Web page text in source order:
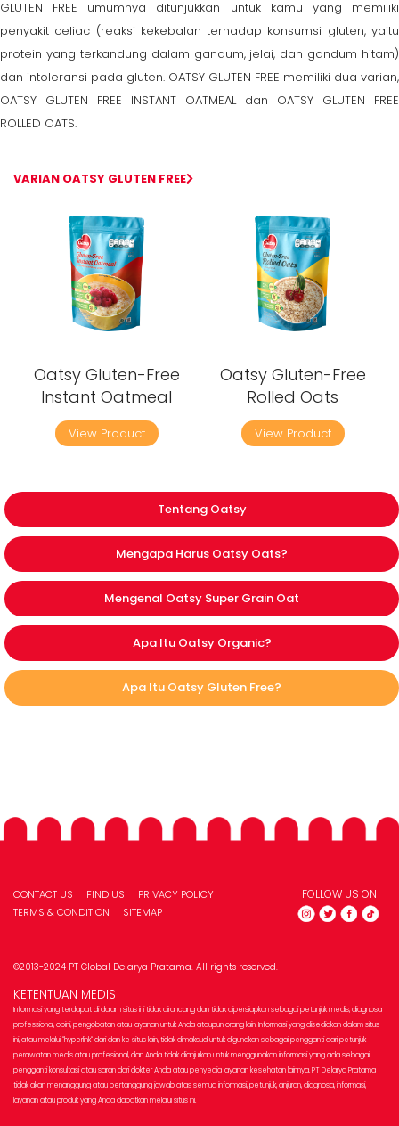
GLUTEN FREE umumnya ditunjukkan untuk kamu yang memiliki
penyakit celiac (reaksi kekebalan terhadap konsumsi gluten, yaitu
protein yang terkandung dalam gandum, jelai, dan gandum hitam)
dan intoleransi pada gluten. OATSY GLUTEN FREE memiliki dua varian,
OATSY GLUTEN FREE INSTANT OATMEAL dan OATSY GLUTEN FREE
ROLLED OATS.
VARIAN OATSY GLUTEN FREE
Oatsy Gluten-Free
Instant Oatmeal
View Product
Oatsy Gluten-Free
Rolled Oats
View Product
Tentang Oatsy
Mengapa Harus Oatsy Oats?
Mengenal Oatsy Super Grain Oat
Apa Itu Oatsy Organic?
Apa Itu Oatsy Gluten Free?
CONTACT US FIND US
PRIVACY POLICY
TERMS & CONDITION
SITEMAP
FOLLOW US ON
©2013-2024 PT Global Delarya Pratama. All rights reserved.
KETENTUAN MEDIS
Informasi yang terdapat di dalam situs ini tidak dirancang dan tidak dipersiapkan sebagai petunjuk medis, diagnosa
professional, opini, pengobatan atau layanan untuk Anda ataupun orang lain. Informasi yang disediakan dalam situs
ini, atau melalui "hyperlink" dari dan ke situs lain, tidak dimaksud untuk digunakan sebagai pengganti dari petunjuk
perawatan medis atau profesional, dan Anda tidak dianjurkan untuk menggunakan informasi yang ada sebagai
pengganti konsultasi atau saran dari dokter Anda atau penyedia layanan kesehatan lainnya. PT Delarya Pratama
tidak akan menanggung atau bertanggung jawab atas semua informasi, petunjuk, anjuran, diagnosa, informasi,
layanan atau produk yang Anda dapatkan melalui situs ini.